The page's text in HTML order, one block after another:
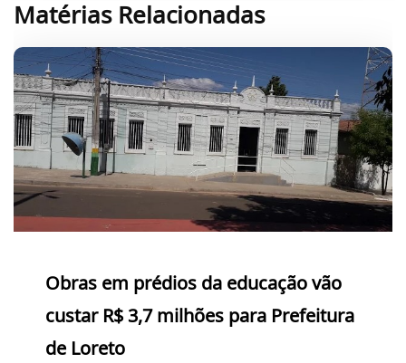
Matérias Relacionadas
Obras em prédios da educação vão
custar R$ 3,7 milhões para Prefeitura
de Loreto